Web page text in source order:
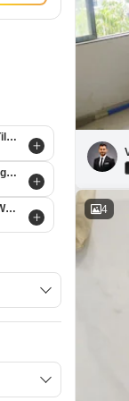
4
Lokmanya Tilak Nagar Mumbai
Sandesh Nagar Mumbai
Vidyavihar West Mumbai